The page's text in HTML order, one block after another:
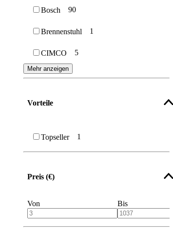
Bosch 90
Brennenstuhl 1
CIMCO 5
Mehr anzeigen
Vorteile
Topseller 1
Preis (€)
Von Bis